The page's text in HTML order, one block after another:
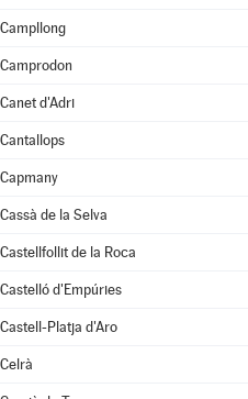
Campllong
Camprodon
Canet d'Adri
Cantallops
Capmany
Cassà de la Selva
Castellfollit de la Roca
Castelló d'Empúries
Castell-Platja d'Aro
Celrà